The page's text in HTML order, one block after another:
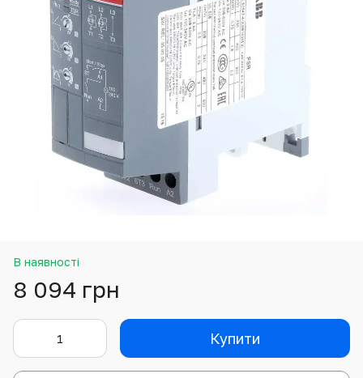
В наявності
8 094 грн
Купити